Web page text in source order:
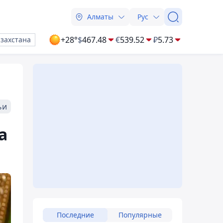
Алматы Рус
+28°$467.48 €539.52 ₽5.73
Последние Популярные